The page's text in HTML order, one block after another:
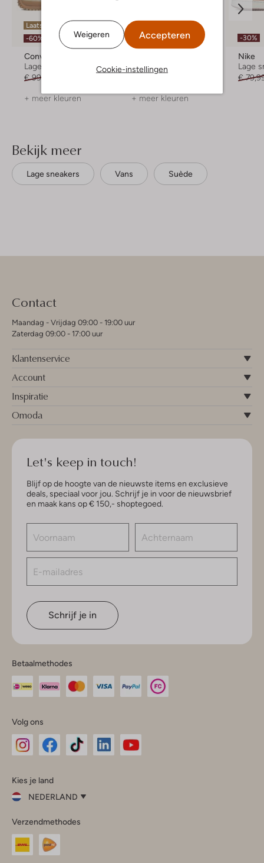
Weigeren Accepteren
Cookie-instellingen
Laatste maten
-60%
Converse
Lage sneakers
€ 99,99
+ meer kleuren
-50%
Lage sneakers
+ meer kleuren
-30%
Nike
Lage
€
Bekijk meer
Lage sneakers Vans Suède
Contact
Maandag - Vrijdag 09:00 - 19:00 uur
Zaterdag 09:00 - 17:00 uur
Klantenservice
Account
Inspiratie
Omoda
Let's keep in touch!
Blijf op de hoogte van de nieuwste items en exclusieve
deals, speciaal voor jou. Schrijf je in voor de nieuwsbrief
en maak kans op € 150,- shoptegoed.
Schrijf je in
Betaalmethodes
Volg ons
InstagramFacebook
Kies je land
NEDERLAND
je
land
Nederland
Verzendmethodes